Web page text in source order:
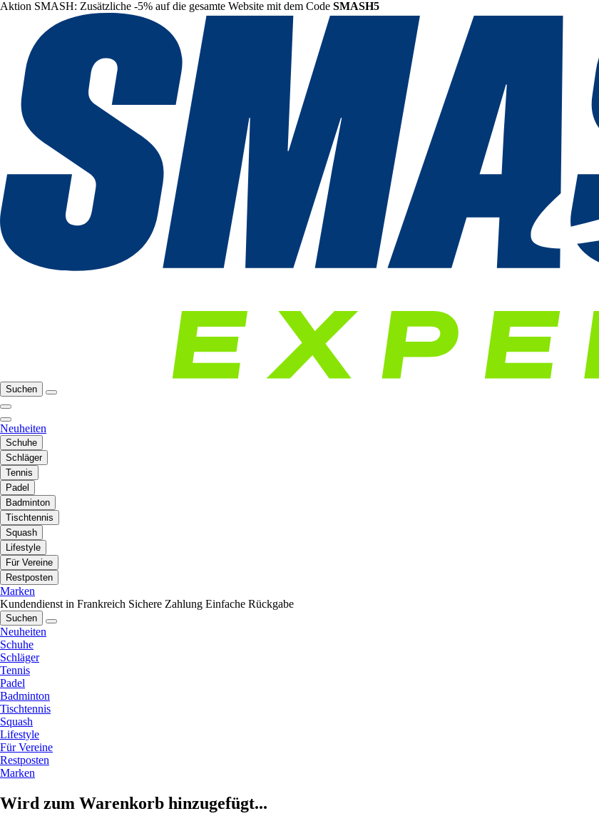
Aktion SMASH: Zusätzliche -5% auf die gesamte Website mit dem Code SMASH5
Suchen
Neuheiten
Schuhe
Schläger
Tennis
Padel
Badminton
Tischtennis
Squash
Lifestyle
Für Vereine
Restposten
Marken
Kundendienst in Frankreich Sichere Zahlung Einfache Rückgabe
Suchen
Neuheiten
Schuhe
Schläger
Tennis
Padel
Badminton
Tischtennis
Squash
Lifestyle
Für Vereine
Restposten
Marken
Wird zum Warenkorb hinzugefügt...